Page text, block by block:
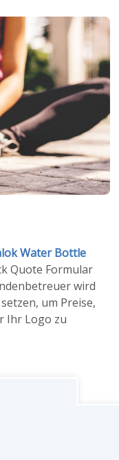
Water Bottle
Quote Formular
wird
um Preise,
Ihr Logo zu